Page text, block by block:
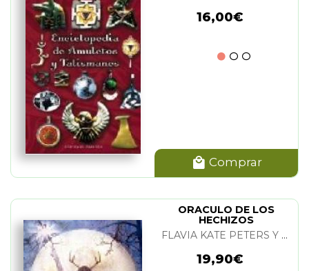
16,00€
Comprar
ORACULO DE LOS
HECHIZOS
FLAVIA KATE PETERS Y BARBARA MEIKLEJOHN-FREE
19,90€